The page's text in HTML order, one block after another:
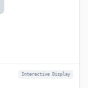
Interactive Display